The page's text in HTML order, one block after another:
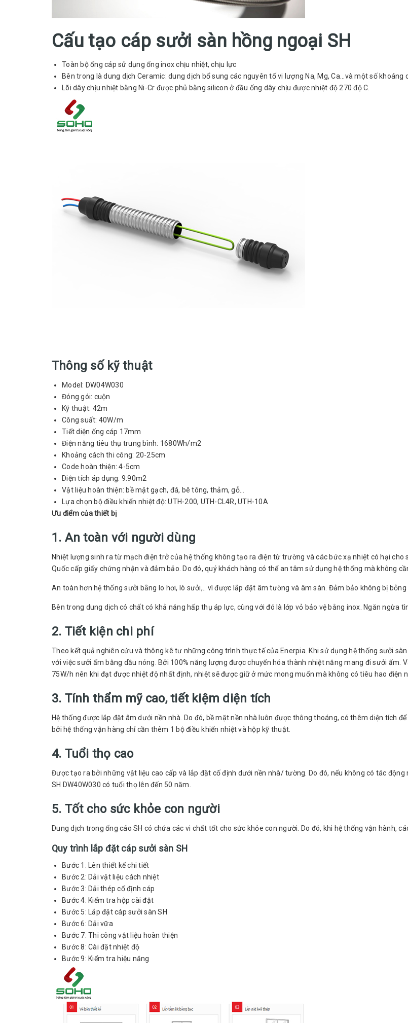
Cấu tạo cáp sưởi sàn hồng ngoại SH
Toàn bộ ống cáp sử dụng ống inox chịu nhiệt, chịu lực
Bên trong là dung dịch Ceramic: dung dịch bổ sung các nguyên tố vi lượng Na, Mg, Ca...và một số khoáng
Lõi dây chịu nhiệt bằng Ni-Cr được phủ bằng silicon ở đầu ống dây chịu được nhiệt độ 270 độ C.
Thông số kỹ thuật
Model: DW04W030
Đóng gói: cuộn
Kỹ thuật: 42m
Công suất: 40W/m
Tiết diện ống cáp 17mm
Điện năng tiêu thụ trung bình: 1680Wh/m2
Khoảng cách thi công: 20-25cm
Code hoàn thiện: 4-5cm
Diện tích áp dụng: 9.90m2
Vật liệu hoàn thiện: bề mặt gạch, đá, bê tông, thảm, gỗ...
Lựa chọn bộ điều khiển nhiệt độ: UTH-200, UTH-CL4R, UTH-10A
Ưu điểm của thiết bị
1. An toàn với người dùng
Nhiệt lượng sinh ra từ mạch điện trở của hệ thống không tạo ra điện từ trường và các bức xạ nhiệt có hại
Quốc cấp giấy chứng nhận và đảm bảo. Do đó, quý khách hàng có thể an tâm sử dụng hệ thống mà không
An toàn hơn hệ thống sưởi bằng lo hơi, lò sưởi,.. vì được lắp đặt âm tường và âm sàn. Đảm bảo không bị bỏng
Bên trong dung dịch có chất có khả năng hấp thụ áp lực, cùng với đó là lớp vỏ bảo vệ bằng inox. Ngăn ngừa
2. Tiết kiện chi phí
Theo kết quả nghiên cứu và thông kê tư những công trình thực tế của Enerpia. Khi sử dụng hệ thống sưởi
với việc sưởi ấm bằng dầu nóng. Bởi 100% năng lượng được chuyển hóa thành nhiệt năng mang đi sưởi
75W/h nên khi đạt được nhiệt độ nhất định, nhiệt sẽ được giữ ở mức mong muốn mà không có tiêu hao điện
3. Tính thẩm mỹ cao, tiết kiệm diện tích
Hệ thống được lắp đặt âm dưới nền nhà. Do đó, bề mặt nền nhà luôn được thông thoáng, có thêm diện tích
bởi hệ thống vận hàng chỉ cần thêm 1 bộ điều khiển nhiệt và hộp kỹ thuật.
4. Tuổi thọ cao
Được tạo ra bởi những vật liệu cao cấp và lắp đặt cố định dưới nền nhà/ tường. Do đó, nếu không có tác
SH DW40W030 có tuổi thọ lên đến 50 năm.
5. Tốt cho sức khỏe con người
Dung dịch trong ống cáo SH có chứa các vi chất tốt cho sức khỏe con người. Do đó, khi hệ thống vận hành,
Quy trình lắp đặt cáp sưởi sàn SH
Bước 1: Lên thiết kế chi tiết
Bước 2: Dải vật liệu cách nhiệt
Bước 3: Dải thép cố định cáp
Bước 4: Kiểm tra hộp cài đặt
Bước 5: Lắp đặt cáp sưởi sàn SH
Bước 6: Dải vữa
Bước 7: Thi công vật liệu hoàn thiện
Bước 8: Cài đặt nhiệt độ
Bước 9: Kiểm tra hiệu năng